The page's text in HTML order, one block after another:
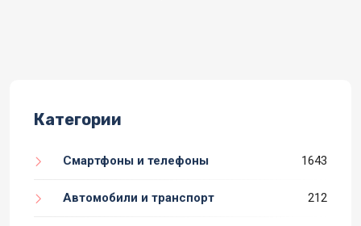
Категории
Смартфоны и телефоны 1643
Автомобили и транспорт 212